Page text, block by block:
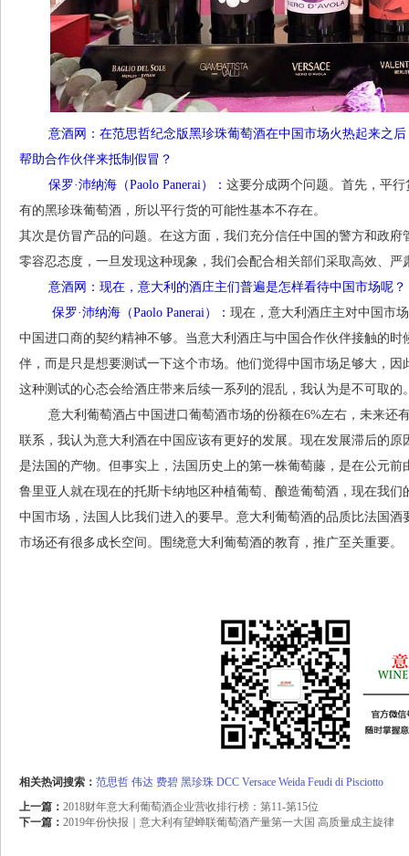
意酒网：在范思哲纪念版黑珍珠葡萄酒在中国市场火热起来之后
帮助合作伙伴来抵制假冒？
保罗·沛纳海（Paolo Panerai）： 这要分成两个问题。首先，平
有的黑珍珠葡萄酒，所以平行货的可能性基本不存在。
其次是仿冒产品的问题。在这方面，我们充分信任中国的警方和政
零容忍态度，一旦发现这种现象，我们会配合相关部们采取高效、严
意酒网：现在，意大利的酒庄主们普遍是怎样看待中国市场呢？
保罗·沛纳海（Paolo Panerai）： 现在，意大利酒庄主对中国市
中国进口商的契约精神不够。当意大利酒庄与中国合作伙伴接触的
伴，而是只是想要测试一下这个市场。他们觉得中国市场足够大，
这种测试的心态会给酒庄带来后续一系列的混乱，我认为是不可取的
意大利葡萄酒占中国进口葡萄酒市场的份额在6%左右，未来还
联系，我认为意大利酒在中国应该有更好的发展。现在发展滞后的
是法国的产物。但事实上，法国历史上的第一株葡萄藤，是在公元
鲁里亚人就在现在的托斯卡纳地区种植葡萄、酿造葡萄酒，现在我
中国市场，法国人比我们进入的要早。意大利葡萄酒的品质比法国
市场还有很多成长空间。围绕意大利葡萄酒的教育，推广至关重要。
相关热词搜索： 范思哲 伟达 费碧 黑珍珠 DCC Versace Weida Feudi di Pisciotto
上一篇： 2018财年意大利葡萄酒企业营收排行榜：第11-第15位
下一篇： 2019年份快报｜意大利有望蝉联葡萄酒产量第一大国 高质量成主旋律